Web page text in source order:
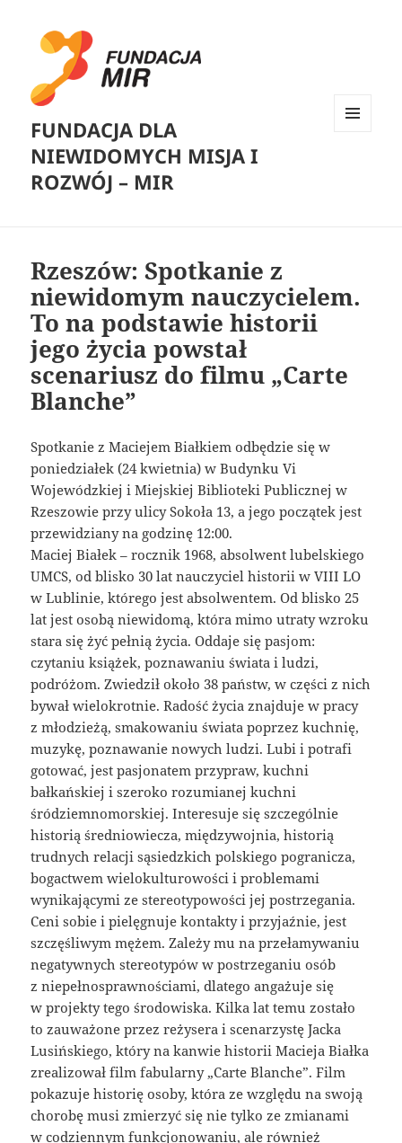
FUNDACJA DLA
NIEWIDOMYCH MISJA I
ROZWÓJ – MIR
Rzeszów: Spotkanie z
niewidomym nauczycielem.
To na podstawie historii
jego życia powstał
scenariusz do filmu „Carte
Blanche”
Spotkanie z Maciejem Białkiem odbędzie się w
poniedziałek (24 kwietnia) w Budynku Vi
Wojewódzkiej i Miejskiej Biblioteki Publicznej w
Rzeszowie przy ulicy Sokoła 13, a jego początek jest
przewidziany na godzinę 12:00.
Maciej Białek – rocznik 1968, absolwent lubelskiego
UMCS, od blisko 30 lat nauczyciel historii w VIII LO
w Lublinie, którego jest absolwentem. Od blisko 25
lat jest osobą niewidomą, która mimo utraty wzroku
stara się żyć pełnią życia. Oddaje się pasjom:
czytaniu książek, poznawaniu świata i ludzi,
podróżom. Zwiedził około 38 państw, w części z nich
bywał wielokrotnie. Radość życia znajduje w pracy
z młodzieżą, smakowaniu świata poprzez kuchnię,
muzykę, poznawanie nowych ludzi. Lubi i potrafi
gotować, jest pasjonatem przypraw, kuchni
bałkańskiej i szeroko rozumianej kuchni
śródziemnomorskiej. Interesuje się szczególnie
historią średniowiecza, międzywojnia, historią
trudnych relacji sąsiedzkich polskiego pogranicza,
bogactwem wielokulturowości i problemami
wynikającymi ze stereotypowości jej postrzegania.
Ceni sobie i pielęgnuje kontakty i przyjaźnie, jest
szczęśliwym mężem. Zależy mu na przełamywaniu
negatywnych stereotypów w postrzeganiu osób
z niepełnosprawnościami, dlatego angażuje się
w projekty tego środowiska. Kilka lat temu zostało
to zauważone przez reżysera i scenarzystę Jacka
Lusińskiego, który na kanwie historii Macieja Białka
zrealizował film fabularny „Carte Blanche”. Film
pokazuje historię osoby, która ze względu na swoją
chorobę musi zmierzyć się nie tylko ze zmianami
w codziennym funkcjonowaniu, ale również